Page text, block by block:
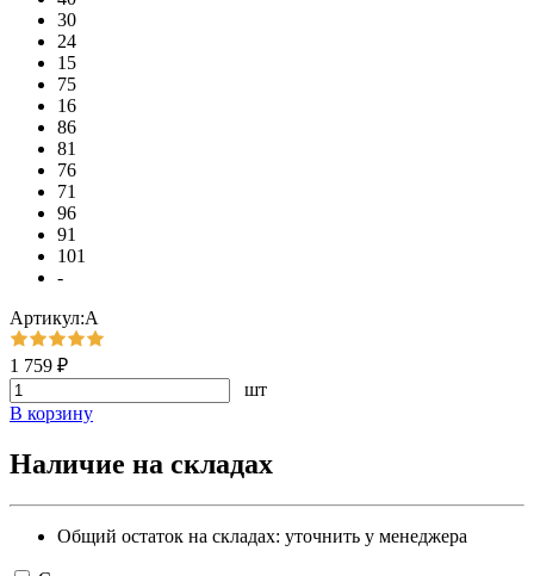
30
24
15
75
16
86
81
76
71
96
91
101
-
Артикул:А
1 759 ₽
шт
В корзину
Наличие на складах
Общий остаток на складах: уточнить у менеджера